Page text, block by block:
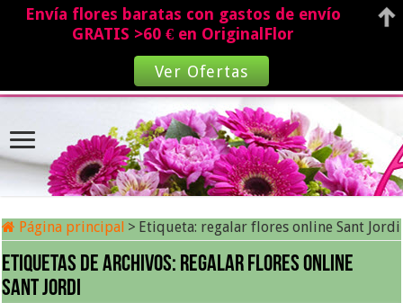
Página principal > Etiqueta: regalar flores online Sant Jordi
Etiquetas de archivos: regalar flores online
Sant Jordi
Envía flores baratas con gastos de envío
GRATIS >60 € en OriginalFlor
Ver Ofertas